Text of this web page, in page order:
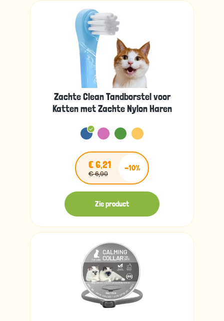
Zachte Clean Tandborstel voor
Katten met Zachte Nylon Haren
€ 6,21
€ 6,90
-10%
Zie product